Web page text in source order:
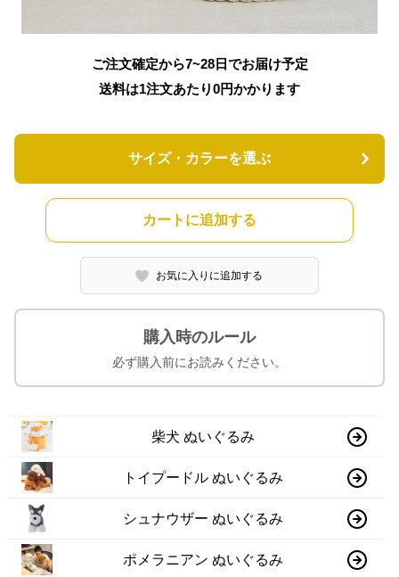
ご注文確定から7~28日でお届け予定
送料は1注文あたり0円かかります
サイズ・カラーを選ぶ
カートに追加する
お気に入りに追加する
購入時のルール
必ず購入前にお読みください。
柴犬 ぬいぐるみ
トイプードル ぬいぐるみ
シュナウザー ぬいぐるみ
ポメラニアン ぬいぐるみ